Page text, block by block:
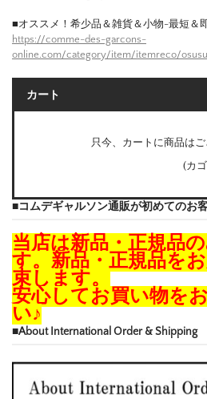
■オススメ！希少品＆雑貨＆小物-最短＆
https://comme-des-garcons-
online.com/category/item/itemreco/
カート
只今、カートに商品はご
(カ
■コムデギャルソン通販が初めてのお
当店は新品・正規品
す。新品・正規品を
束します。
安心してお買い物を
い♪
■About International Order & Shipping